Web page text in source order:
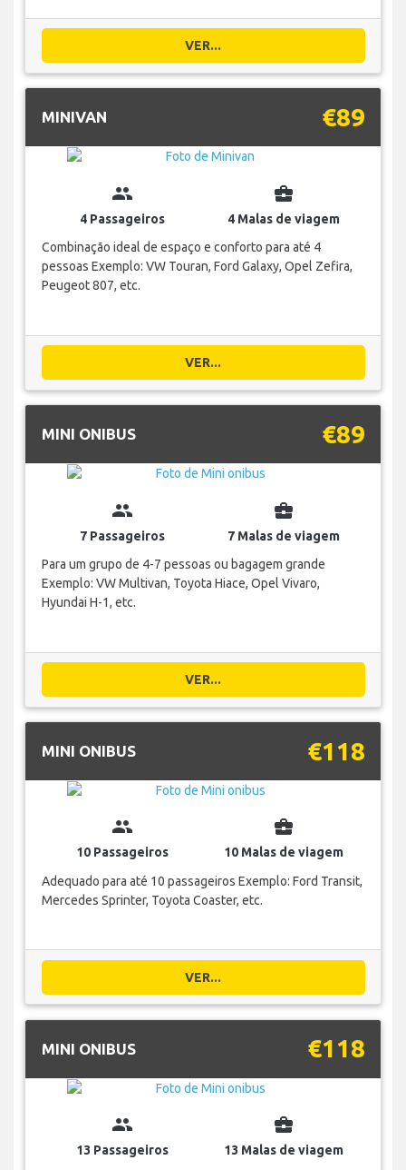
VER...
MINIVAN €89
group
4 Passageiros
business_center
4 Malas de viagem
Combinação ideal de espaço e conforto para até 4
pessoas Exemplo: VW Touran, Ford Galaxy, Opel Zefira,
Peugeot 807, etc.
VER...
MINI ONIBUS €89
group
7 Passageiros
business_center
7 Malas de viagem
Para um grupo de 4-7 pessoas ou bagagem grande
Exemplo: VW Multivan, Toyota Hiace, Opel Vivaro,
Hyundai H-1, etc.
VER...
MINI ONIBUS €118
group
10 Passageiros
business_center
10 Malas de viagem
Adequado para até 10 passageiros Exemplo: Ford Transit,
Mercedes Sprinter, Toyota Coaster, etc.
VER...
MINI ONIBUS €118
group
13 Passageiros
business_center
13 Malas de viagem